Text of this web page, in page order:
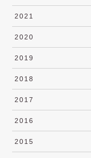
2021
2020
2019
2018
2017
2016
2015